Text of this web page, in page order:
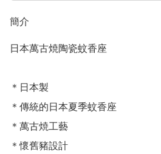
簡介
日本萬古焼陶瓷蚊香座
＊日本製
＊傳統的日本夏季蚊香座
＊萬古焼工藝
＊懷舊豬設計